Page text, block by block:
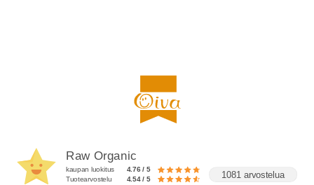
Raw Organic
kaupan luokitus
4.76 / 5
Tuotearvostelu
4.54 / 5 1081 arvostelua